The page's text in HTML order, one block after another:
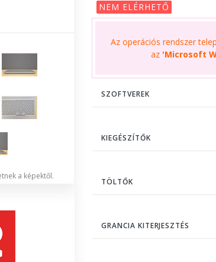
a képektől.
NEM ELÉRHETŐ
Az operációs rendszer
az 'Microsoft
SZOFTVEREK
KIEGÉSZÍTŐK
TÖLTŐK
GRANCIA KITERJESZTÉS